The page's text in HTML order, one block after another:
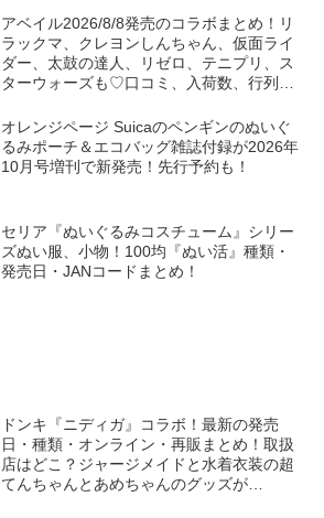
アベイル2026/8/8発売のコラボまとめ！リ
ラックマ、クレヨンしんちゃん、仮面ライ
ダー、太鼓の達人、リゼロ、テニプリ、ス
ターウォーズも♡口コミ、入荷数、行列、
オレンジページ Suicaのペンギンのぬいぐ
るみポーチ＆エコバッグ雑誌付録が2026年
10月号増刊で新発売！先行予約も！
セリア『ぬいぐるみコスチューム』シリー
ズぬい服、小物！100均『ぬい活』種類・
発売日・JANコードまとめ！
ドンキ『ニディガ』コラボ！最新の発売
日・種類・オンライン・再販まとめ！取扱
店はどこ？ジャージメイドと水着衣装の超
てんちゃんとあめちゃんのグッズが